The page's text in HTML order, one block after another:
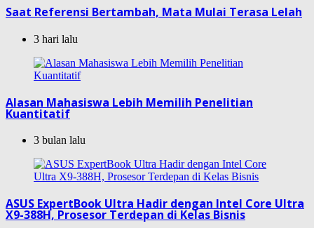
Saat Referensi Bertambah, Mata Mulai Terasa Lelah
3 hari lalu
Alasan Mahasiswa Lebih Memilih Penelitian
Kuantitatif
3 bulan lalu
ASUS ExpertBook Ultra Hadir dengan Intel Core Ultra
X9-388H, Prosesor Terdepan di Kelas Bisnis